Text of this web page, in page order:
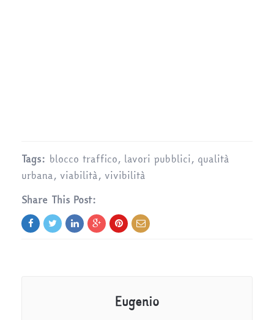
Tags: blocco traffico, lavori pubblici, qualità
urbana, viabilità, vivibilità
Share This Post:
Eugenio